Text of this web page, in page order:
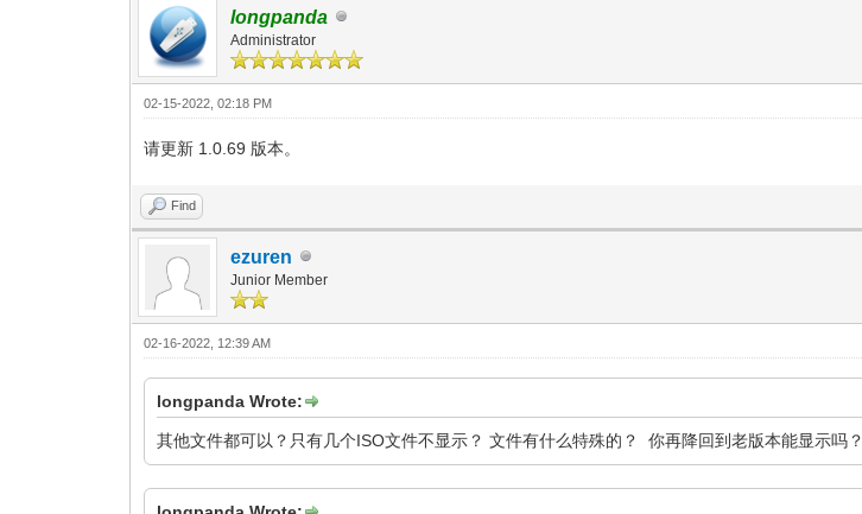
longpanda
Administrator
02-15-2022, 02:18 PM
请更新 1.0.69 版本。
Find
ezuren
Junior Member
02-16-2022, 12:39 AM
longpanda Wrote:
其他文件都可以？只有几个ISO文件不显示？ 文件有什么特殊的？ 你再降回到老版本能显示吗？